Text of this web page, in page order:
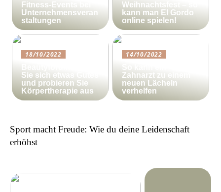
Fitness-Events bei
Unternehmensveran
staltungen
Weihnachtsfest – so
kann man El Gordo
online spielen!
18/10/2022
Sie sich etwas Gutes
und probieren Sie
Körpertherapie aus
14/10/2022
Zahnarzt zu einem
neuen Lächeln
verhelfen
Sport macht Freude: Wie du deine Leidenschaft
erhöhst